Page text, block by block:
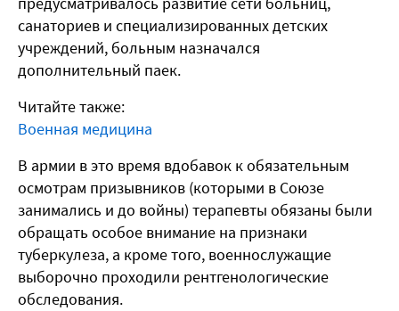
санаториев и специализированных детских
учреждений, больным назначался
дополнительный паек.
Читайте также:
Военная медицина
В армии в это время вдобавок к обязательным
осмотрам призывников (которыми в Союзе
занимались и до войны) терапевты обязаны были
обращать особое внимание на признаки
туберкулеза, а кроме того, военнослужащие
выборочно проходили рентгенологические
обследования.